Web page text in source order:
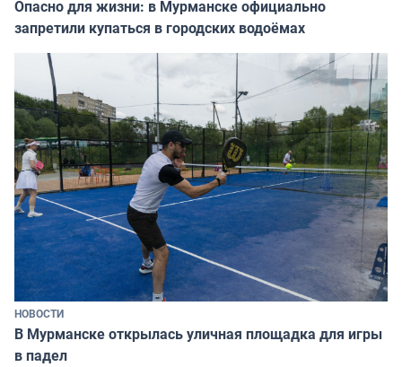
Опасно для жизни: в Мурманске официально
запретили купаться в городских водоёмах
НОВОСТИ
В Мурманске открылась уличная площадка для игры
в падел